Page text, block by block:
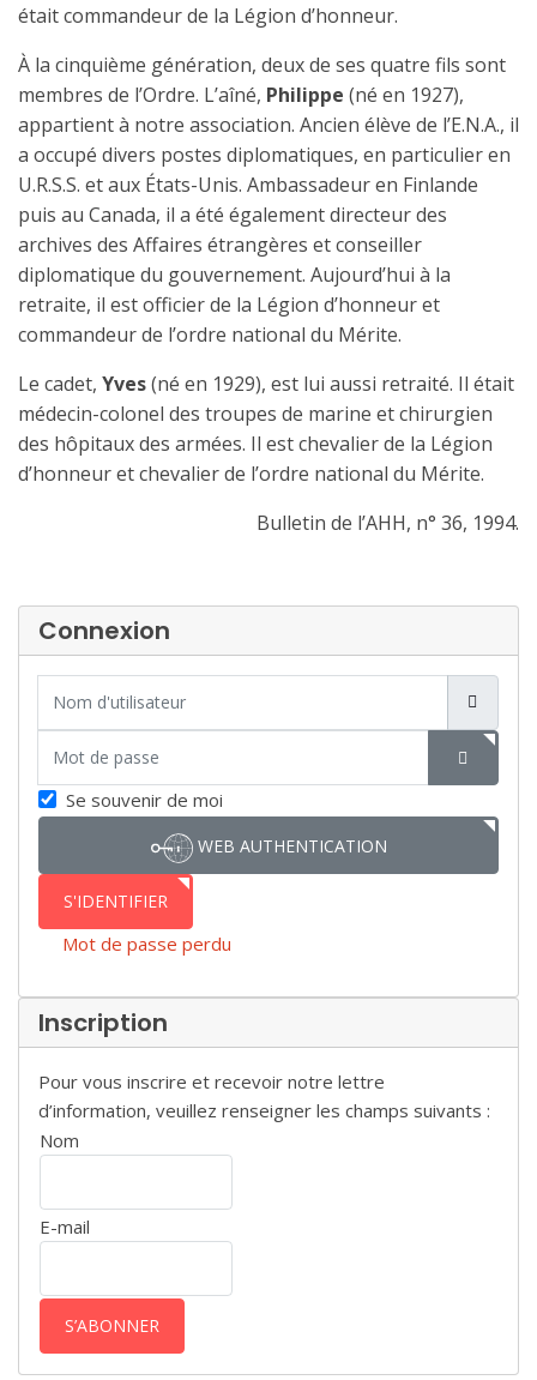
étaitcommandeur de la Légion d’honneur.
À la cinquième génération, deux de ses quatre fils sont
membres de l’Ordre. L’aîné, Philippe (né en 1927),
appartient à notre association. Ancien élève de l’E.N.A., il
a occupé divers postes diplomatiques, en particulier en
U.R.S.S. et aux États-Unis. Ambassadeur en Finlande
puis au Canada, il a été également directeur des
archives des Affaires étrangères et conseiller
diplomatique du gouvernement. Aujourd’hui à la
retraite, il estofficier de la Légion d’honneuret
commandeur de l’ordre national du Mérite.
Le cadet, Yves(né en 1929), est lui aussi retraité. Il était
médecin-colonel des troupes de marine et chirurgien
des hôpitaux des armées. Il estchevalier de la Légion
d’honneuret chevalier de l’ordre national du Mérite.
Bulletin de l’AHH, n° 36, 1994.
Connexion
SHOW
Se souvenir de moi
WEB AUTHENTICATION
S'IDENTIFIER
Mot de passe perdu
Inscription
Pour vous inscrire et recevoir notre lettre
d’information, veuillez renseigner les champs suivants :
Nom
E-mail